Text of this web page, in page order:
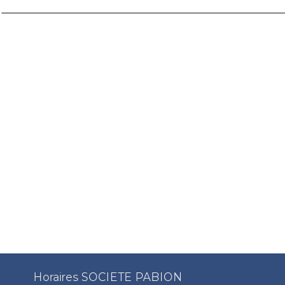
Horaires SOCIETE PABION